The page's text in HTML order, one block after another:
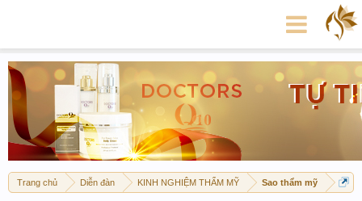
Trang chủ Diễn đàn KINH NGHIỆM THẨM MỸ Sao thẩm mỹ